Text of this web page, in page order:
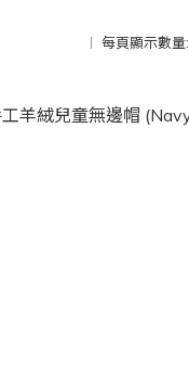
每頁顯示數量: